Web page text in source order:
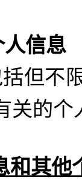
信息
但不
关的个
和其他